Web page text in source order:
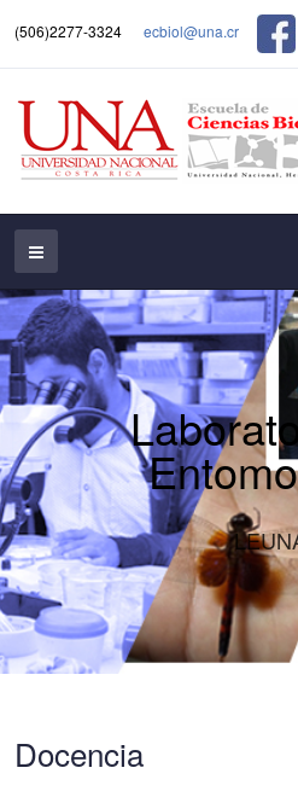
(506)2277-3324 ecbiol@una.cr
Docencia